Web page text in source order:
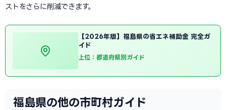
ストをさらに削減できます。
【2026年版】福島県の省エネ補助金 完全ガ
イド
上位：都道府県別ガイド
福島県の他の市町村ガイド